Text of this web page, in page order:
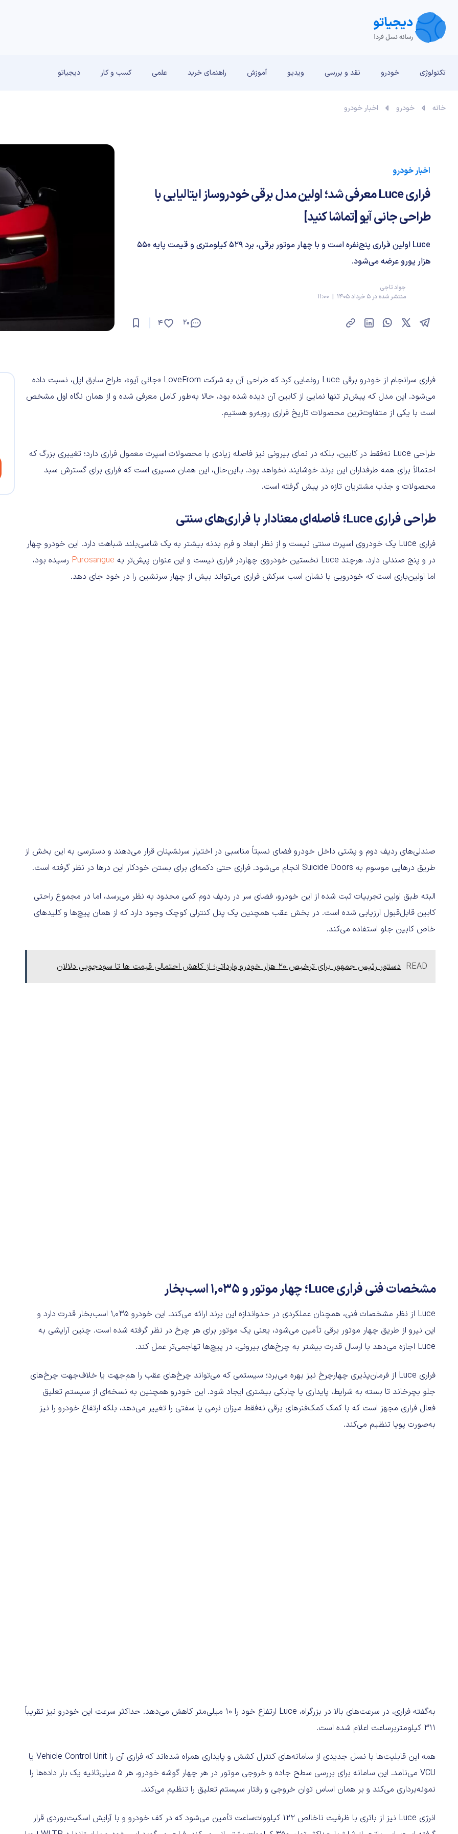
تکنولوژی خودرو نقد و بررسی‌ ویدیو آموزش راهنمای خرید علمی کسب و کار دیجیاتو
خانه خودرو اخبار خودرو
اخبار خودرو
فراری Luce معرفی شد؛ اولین مدل برقی خودروساز ایتالیایی با
طراحی جانی آیو [تماشا کنید]
Luce اولین فراری پنج‌نفره است و با چهار موتور برقی، برد ۵۲۹ کیلومتری و قیمت پایه ۵۵۰
هزار یورو عرضه می‌شود.
جواد تاجی
منتشر شده در 5 خرداد 1405 | 11:00
20
4
فراری سرانجام از خودرو برقی Luce رونمایی کرد که طراحی آن به شرکت LoveFrom «جانی آیو»، طراح سابق اپل، نسبت داده
می‌شود. این مدل که پیش‌تر تنها نمایی از کابین آن دیده شده بود، حالا به‌طور کامل معرفی شده و از همان نگاه اول مشخص
است با یکی از متفاوت‌ترین محصولات تاریخ فراری روبه‌رو هستیم.
طراحی Luce نه‌فقط در کابین، بلکه در نمای بیرونی نیز فاصله زیادی با محصولات اسپرت معمول فراری دارد؛ تغییری بزرگ که
احتمالاً برای همه طرفداران این برند خوشایند نخواهد بود. بااین‌حال، این همان مسیری است که فراری برای گسترش سبد
محصولات و جذب مشتریان تازه در پیش گرفته است.
طراحی فراری Luce؛ فاصله‌ای معنادار با فراری‌های سنتی
فراری Luce یک خودروی اسپرت سنتی نیست و از نظر ابعاد و فرم بدنه بیشتر به یک شاسی‌بلند شباهت دارد. این خودرو چهار
در و پنج صندلی دارد. هرچند Luce نخستین خودروی چهاردر فراری نیست و این عنوان پیش‌تر به
Purosangue رسیده بود،
اما ‌اولین‌باری است که خودرویی با نشان اسب سرکش فراری می‌تواند بیش از چهار سرنشین را در خود جای دهد.
صندلی‌های ردیف دوم و پشتی داخل خودرو فضای نسبتاً مناسبی در اختیار سرنشینان قرار می‌دهند و دسترسی به این بخش از
طریق درهایی موسوم به Suicide Doors انجام می‌شود. فراری حتی دکمه‌ای برای بستن خودکار این درها در نظر گرفته است.
البته طبق اولین تجربیات ثبت شده از این خودرو، فضای سر در ردیف دوم کمی محدود به نظر می‌رسد، اما در مجموع راحتی
کابین قابل‌قبول ارزیابی شده است. در بخش عقب همچنین یک پنل کنترلی کوچک وجود دارد که از همان پیچ‌ها و کلیدهای
خاص کابین جلو استفاده می‌کند.
READ دستور رئیس جمهور برای ترخیص 20 هزار خودرو وارداتی؛ از کاهش احتمالی قیمت ها تا سودجویی دلالان
مشخصات فنی فراری Luce؛ چهار موتور و ۱,۰۳۵ اسب‌بخار
Luce از نظر مشخصات فنی، همچنان عملکردی در حدواندازه این برند ارائه می‌کند. این خودرو ۱,۰۳۵ اسب‌بخار قدرت دارد و
این نیرو از طریق چهار موتور برقی تأمین می‌شود، یعنی یک موتور برای هر چرخ در نظر گرفته شده است. چنین آرایشی به
Luce اجازه می‌دهد با ارسال قدرت بیشتر به چرخ‌های بیرونی، در پیچ‌ها تهاجمی‌تر عمل کند.
فراری Luce از فرمان‌پذیری چهارچرخ نیز بهره می‌برد؛ سیستمی که می‌تواند چرخ‌های عقب را هم‌جهت یا خلاف‌جهت چرخ‌های
جلو بچرخاند تا بسته به شرایط، پایداری یا چابکی بیشتری ایجاد شود. این خودرو همچنین به نسخه‌ای از سیستم تعلیق
فعال فراری مجهز است که با کمک کمک‌فنرهای برقی نه‌فقط میزان نرمی یا سفتی را تغییر می‌دهد، بلکه ارتفاع خودرو را نیز
به‌صورت پویا تنظیم می‌کند.
به‌گفته فراری، در سرعت‌های بالا در بزرگراه، Luce ارتفاع خود را ۱۰ میلی‌متر کاهش می‌دهد. حداکثر سرعت این خودرو نیز تقریباً
۳۱۱ کیلومتربرساعت اعلام شده است.
همه این قابلیت‌ها با نسل جدیدی از سامانه‌های کنترل کشش و پایداری همراه شده‌اند که فراری آن را Vehicle Control Unit یا
VCU می‌نامد. این سامانه برای بررسی سطح جاده و خروجی موتور در هر چهار گوشه خودرو، هر ۵ میلی‌ثانیه یک‌ بار داده‌ها را
نمونه‌برداری می‌کند و بر همان اساس توان خروجی و رفتار سیستم تعلیق را تنظیم می‌کند.
انرژی Luce نیز از باتری با ظرفیت ناخالص ۱۲۲ کیلووات‌ساعت تأمین می‌شود که در کف خودرو و با آرایش اسکیت‌بوردی قرار